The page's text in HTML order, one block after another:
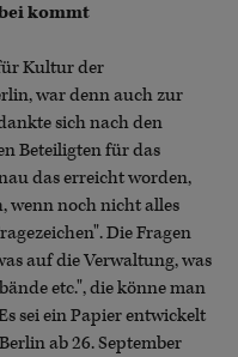
kommt
Kultur der
war denn auch zur
sich nach den
Beteiligten für das
das erreicht worden,
wenn noch nicht alles
Die Fragen
auf die Verwaltung, was
etc.", die könne man
sei ein Papier entwickelt
ab 26. September